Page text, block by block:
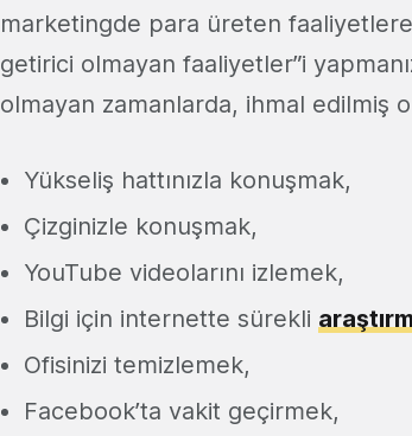
marketingde para üreten
getirici olmayan faaliyetler”i
olmayan zamanlarda, ihmal edilmiş
Yükseliş hattınızla konuşmak,
Çizginizle konuşmak,
YouTube videolarını izlemek,
Bilgi için internette sürekli
Ofisinizi temizlemek,
Facebook’ta vakit geçirmek,